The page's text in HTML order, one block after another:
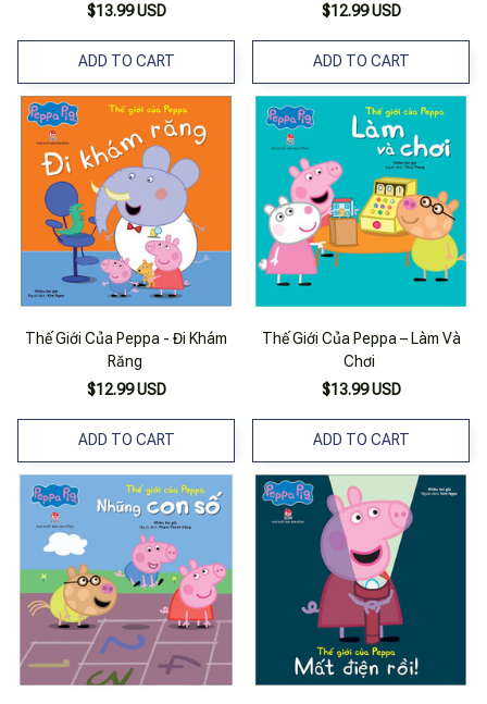
$13.99 USD
ADD TO CART
$12.99 USD
ADD TO CART
Thế Giới Của Peppa - Đi Khám
Răng
$12.99 USD
ADD TO CART
Thế Giới Của Peppa – Làm Và
Chơi
$13.99 USD
ADD TO CART